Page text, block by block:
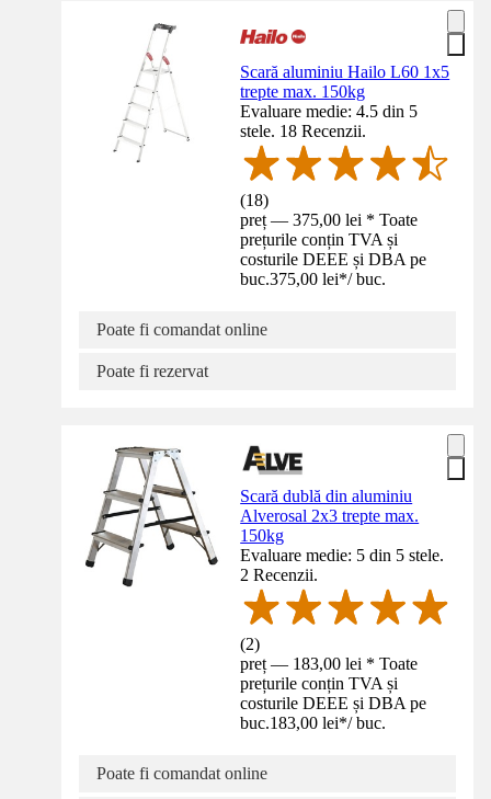
Scară aluminiu Hailo L60 1x5
trepte max. 150kg
Evaluare medie: 4.5 din 5
stele. 18 Recenzii.
(18)
preț — 375,00 lei * Toate
prețurile conțin TVA și
costurile DEEE și DBA pe
buc.375,00 lei*/ buc.
Poate fi comandat online
Poate fi rezervat
Scară dublă din aluminiu
Alverosal 2x3 trepte max.
150kg
Evaluare medie: 5 din 5 stele.
2 Recenzii.
(2)
preț — 183,00 lei * Toate
prețurile conțin TVA și
costurile DEEE și DBA pe
buc.183,00 lei*/ buc.
Poate fi comandat online